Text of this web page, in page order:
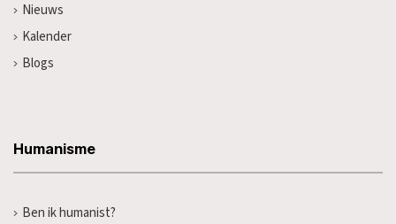
Nieuws
Kalender
Blogs
Humanisme
Ben ik humanist?